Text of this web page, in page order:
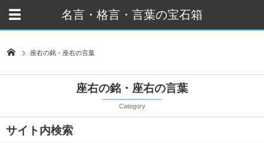
名言・格言・言葉の宝石箱
座右の銘・座右の言葉
座右の銘・座右の言葉
Category
サイト内検索